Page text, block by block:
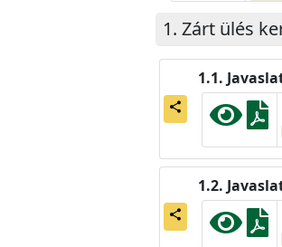
Zárt ülés
share
share